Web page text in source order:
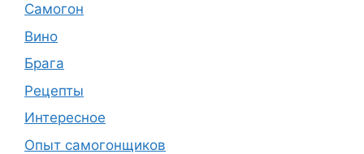
Самогон
Вино
Брага
Рецепты
Интересное
Опыт самогонщиков